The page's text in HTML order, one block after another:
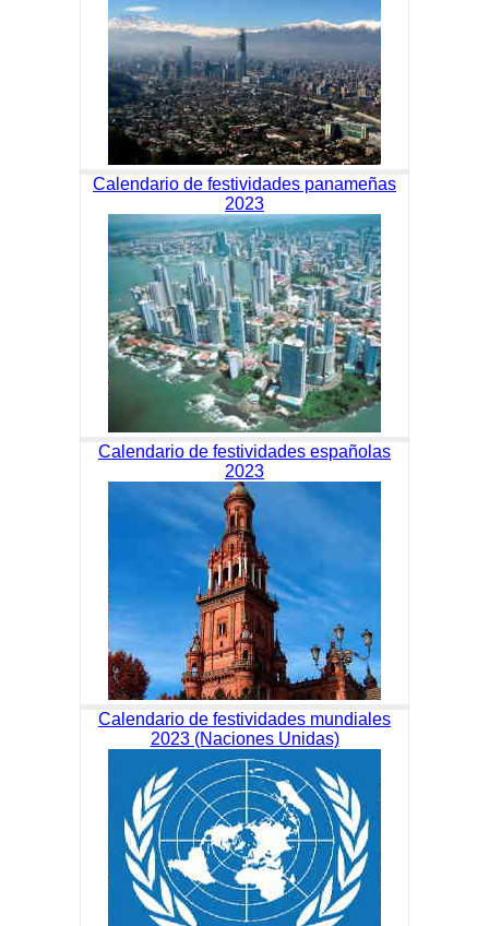
Calendario de festividades panameñas
2023
Calendario de festividades españolas
2023
Calendario de festividades mundiales
2023 (Naciones Unidas)